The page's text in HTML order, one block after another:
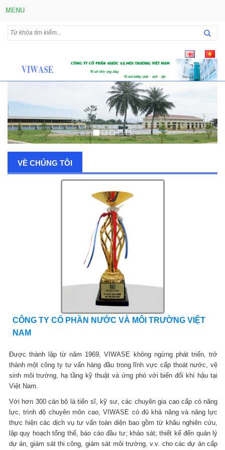
MENU
VỀ CHÚNG TÔI
CÔNG TY CỔ PHẦN NƯỚC VÀ MÔI TRƯỜNG VIỆT
NAM
Được thành lập từ năm 1969, VIWASE không ngừng phát triển, trở
thành một công ty tư vấn hàng đầu trong lĩnh vực cấp thoát nước, vệ
sinh môi trường, hạ tầng kỹ thuật và ứng phó với biến đổi khí hậu tại
Việt Nam.
Với hơn 300 cán bộ là tiến sĩ, kỹ sư, các chuyên gia cao cấp có năng
lực, trình độ chuyên môn cao, VIWASE có đủ khả năng và năng lực
thực hiện các dịch vụ tư vấn toàn diện bao gồm từ khâu nghiên cứu,
lập quy hoạch tổng thể, báo cáo đầu tư; khảo sát; thiết kế đến quản lý
dự án, giám sát thi công, giám sát môi trường, v.v. cho các dự án cấp